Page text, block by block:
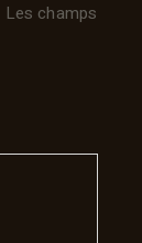
Les champs